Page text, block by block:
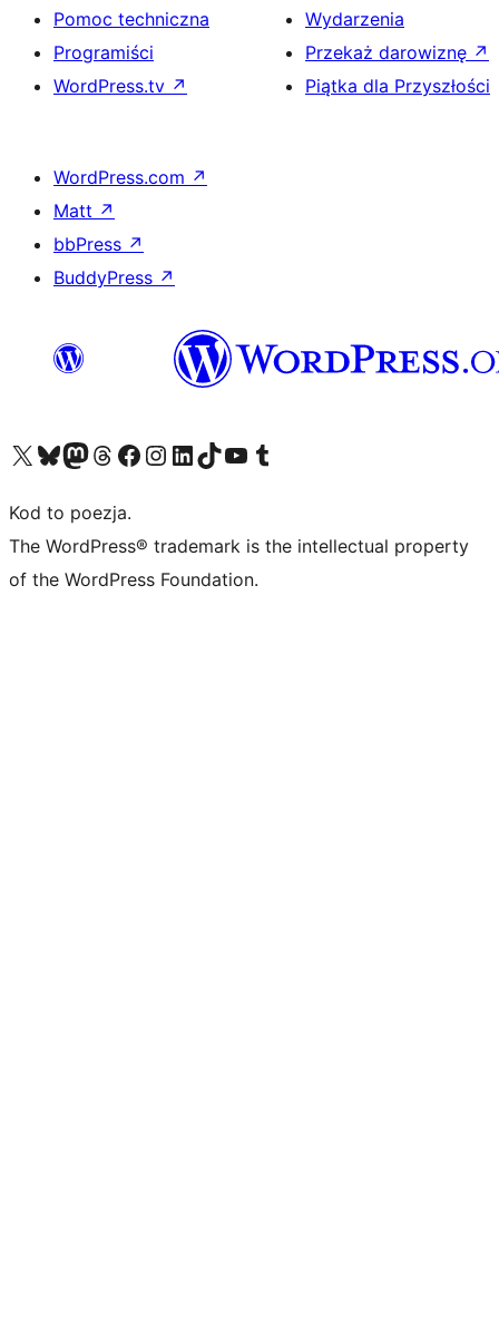
Pomoc techniczna
Programiści
WordPress.tv ↗
Wydarzenia
Przekaż darowiznę ↗
Piątka dla Przyszłości
WordPress.com ↗
Matt ↗
bbPress ↗
BuddyPress ↗
Odwiedź nasze konto X (dawniej Twitter)
Odwiedź nasze konto Bluesky
Odwiedź nasze konto na Mastodoncie
Odwiedź naszego Threadsa
Odwiedź naszego Facebooka
Odwiedź nasze konto na Instagramie
Odwiedź nasze konto na LinkedIn
Odwiedź naszego TikToka
Odwiedź nasz kanał YouTube
Odwiedź naszego Tumblra
Kod to poezja.
The WordPress® trademark is the intellectual property
of the WordPress Foundation.